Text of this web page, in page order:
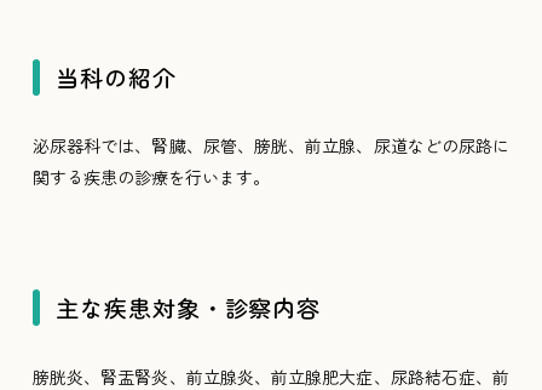
当科の紹介
泌尿器科では、腎臓、尿管、膀胱、前立腺、尿道などの尿路に
関する疾患の診療を行います。
主な疾患対象・診察内容
膀胱炎、腎盂腎炎、前立腺炎、前立腺肥大症、尿路結石症、前